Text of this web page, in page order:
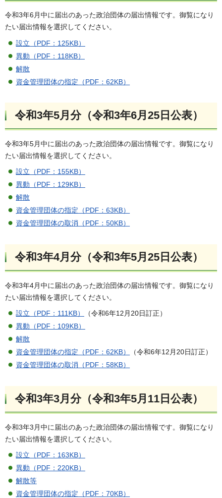
令和3年6月中に届出のあった政治団体の届出情報です。御覧になり
たい届出情報を選択してください。
設立（PDF：125KB）
異動（PDF：118KB）
解散
資金管理団体の指定（PDF：62KB）
令和3年5月分（令和3年6月25日公表）
令和3年5月中に届出のあった政治団体の届出情報です。御覧になり
たい届出情報を選択してください。
設立（PDF：155KB）
異動（PDF：129KB）
解散
資金管理団体の指定（PDF：63KB）
資金管理団体の取消（PDF：50KB）
令和3年4月分（令和3年5月25日公表）
令和3年4月中に届出のあった政治団体の届出情報です。御覧になり
たい届出情報を選択してください。
設立（PDF：111KB）
（令和6年12月20日訂正）
異動（PDF：109KB）
解散
資金管理団体の指定（PDF：62KB）
（令和6年12月20日訂正）
資金管理団体の取消（PDF：58KB）
令和3年3月分（令和3年5月11日公表）
令和3年3月中に届出のあった政治団体の届出情報です。御覧になり
たい届出情報を選択してください。
設立（PDF：163KB）
異動（PDF：220KB）
解散等
資金管理団体の指定（PDF：70KB）